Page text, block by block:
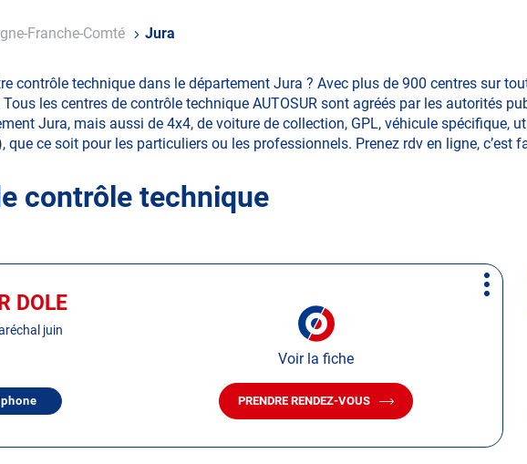
Franche-Comté Jura
contrôle technique dans le département Jura ? Avec plus de 900 centres sur
Tous les centres de contrôle technique AUTOSUR sont agréés par les autorités
Jura, mais aussi de 4x4, de voiture de collection, GPL, véhicule spécifique,
que ce soit pour les particuliers ou les professionnels. Prenez rdv en ligne, c’est
contrôle technique
DOLE
juin
Voir la fiche
PRENDRE RENDEZ-VOUS
AVEC
LE
Plus